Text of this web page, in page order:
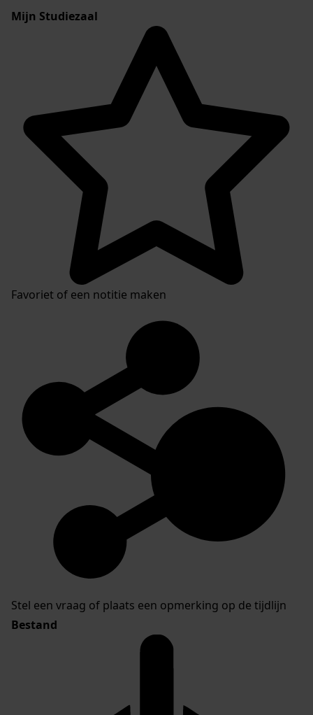
Mijn Studiezaal
Favoriet of een notitie maken
Stel een vraag of plaats een opmerking op de tijdlijn
Bestand